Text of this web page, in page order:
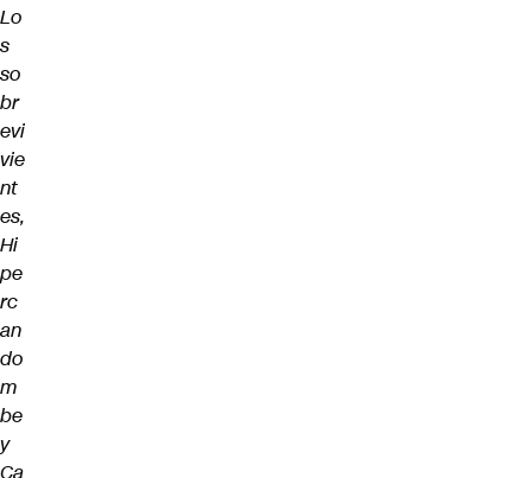
Lo
s
so
br
evi
vie
nt
es,
Hi
pe
rc
an
do
m
be
y
Ca